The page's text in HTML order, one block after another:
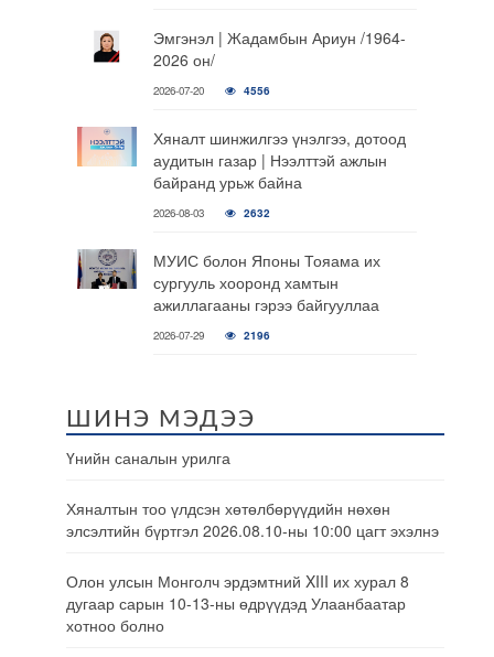
Эмгэнэл | Жадамбын Ариун /1964-
2026 он/
2026-07-20 4556
Хяналт шинжилгээ үнэлгээ, дотоод
аудитын газар | Нээлттэй ажлын
байранд урьж байна
2026-08-03 2632
МУИС болон Японы Тояама их
сургууль хооронд хамтын
ажиллагааны гэрээ байгууллаа
2026-07-29 2196
ШИНЭ МЭДЭЭ
Үнийн саналын урилга
Хяналтын тоо үлдсэн хөтөлбөрүүдийн нөхөн
элсэлтийн бүртгэл 2026.08.10-ны 10:00 цагт эхэлнэ
Олон улсын Монголч эрдэмтний XIII их хурал 8
дугаар сарын 10-13-ны өдрүүдэд Улаанбаатар
хотноо болно